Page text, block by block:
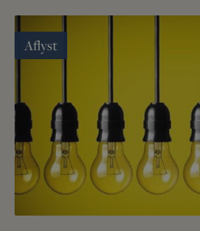
Aflyst